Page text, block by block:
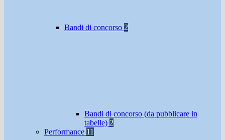
Bandi di concorso 2
Bandi di concorso (da pubblicare in
tabelle) 2
Performance 11